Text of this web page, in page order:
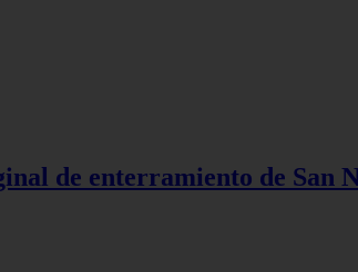
de enterramiento de San